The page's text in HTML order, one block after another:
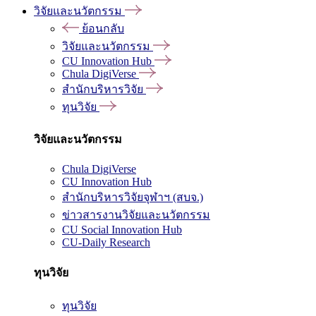
วิจัยและนวัตกรรม
ย้อนกลับ
วิจัยและนวัตกรรม
CU Innovation Hub
Chula DigiVerse
สำนักบริหารวิจัย
ทุนวิจัย
วิจัยและนวัตกรรม
Chula DigiVerse
CU Innovation Hub
สำนักบริหารวิจัยจุฬาฯ (สบจ.)
ข่าวสารงานวิจัยและนวัตกรรม
CU Social Innovation Hub
CU-Daily Research
ทุนวิจัย
ทุนวิจัย